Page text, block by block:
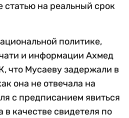
статью на реальный срок
политике,
и информации Ахмед
что Мусаеву задержали в
она не отвечала на
с предписанием явиться
в качестве свидетеля по